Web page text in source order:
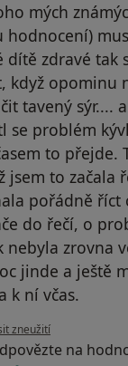
mých
hodnocení)
zdravé tak
když opominu
tavený sýr....
se problém
to přejde.
jsem to začala
pořádně říct
do řečí, o
nebyla zrovna
jinde a ještě
k ní včas.
uživatele Váš účet
zneužití
na